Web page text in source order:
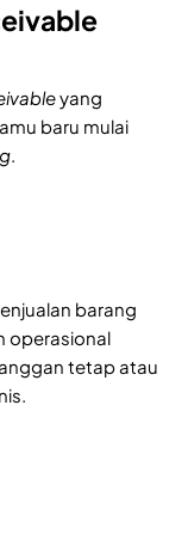
yang
baru mulai
.
barang
operasional
tetap atau